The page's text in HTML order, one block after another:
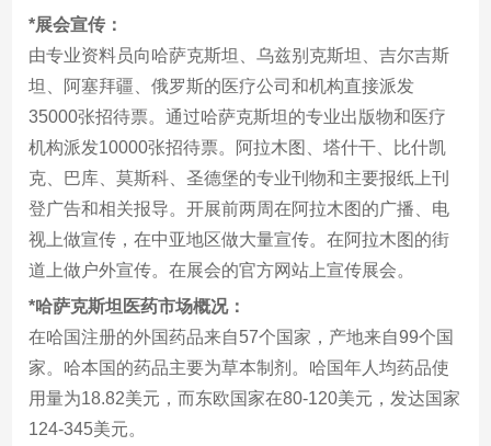
*展会宣传：
由专业资料员向哈萨克斯坦、乌兹别克斯坦、吉尔吉斯
坦、阿塞拜疆、俄罗斯的医疗公司和机构直接派发
35000张招待票。通过哈萨克斯坦的专业出版物和医疗
机构派发10000张招待票。阿拉木图、塔什干、比什凯
克、巴库、莫斯科、圣德堡的专业刊物和主要报纸上刊
登广告和相关报导。开展前两周在阿拉木图的广播、电
视上做宣传，在中亚地区做大量宣传。在阿拉木图的街
道上做户外宣传。在展会的官方网站上宣传展会。
*哈萨克斯坦医药市场概况：
在哈国注册的外国药品来自57个国家，产地来自99个国
家。哈本国的药品主要为草本制剂。哈国年人均药品使
用量为18.82美元，而东欧国家在80-120美元，发达国家
124-345美元。